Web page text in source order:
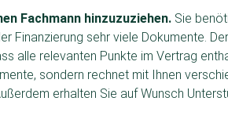
Fachmann hinzuzuziehen. Sie
Finanzierung sehr viele Dokumente.
alle relevanten Punkte im Vertrag
sondern rechnet mit Ihnen
erhalten Sie auf Wunsch